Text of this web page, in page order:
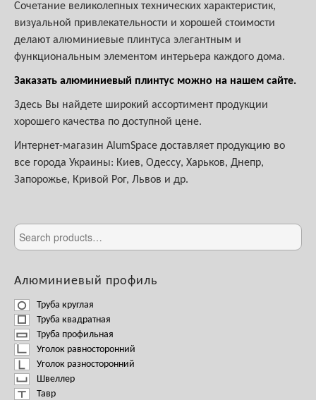
Сочетание великолепных технических характеристик,
визуальной привлекательности и хорошей стоимости
делают алюминиевые плинтуса элегантным и
функциональным элементом интерьера каждого дома.
Заказать алюминиевый плинтус можно на нашем сайте.
Здесь Вы найдете широкий ассортимент продукции
хорошего качества по доступной цене.
Интернет-магазин AlumSpace доставляет продукцию во
все города Украины: Киев, Одессу, Харьков, Днепр,
Запорожье, Кривой Рог, Львов и др.
Алюминиевый профиль
Труба круглая
Труба квадратная
Труба профильная
Уголок равносторонний
Уголок разносторонний
Швеллер
Тавр